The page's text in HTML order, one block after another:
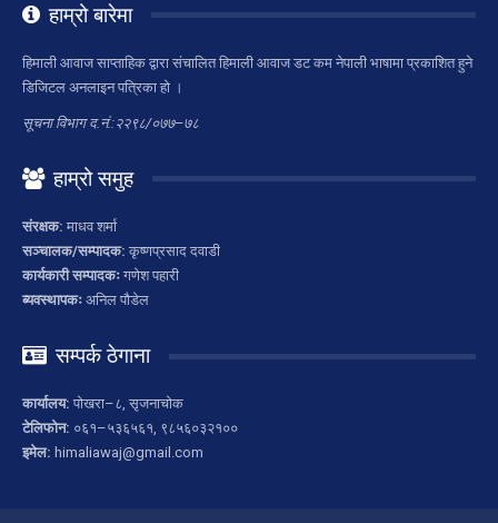
हाम्रो बारेमा
हिमाली आवाज साप्ताहिक द्वारा संचालित हिमाली आवाज डट कम नेपाली भाषामा प्रकाशित हुने
डिजिटल अनलाइन पत्रिका हो ।
सूचना विभाग द.नं.:२२९८/०७७–७८
हाम्रो समुह
संरक्षक: माधव शर्मा
सञ्चालक/सम्पादक: कृष्णप्रसाद दवाडी
कार्यकारी सम्पादकः गणेश पहारी
ब्यवस्थापकः अनिल पौडेल
सम्पर्क ठेगाना
कार्यालय: पोखरा–८, सृजनाचोक
टेलिफोन: ०६१–५३६५६१, ९८५६०३२१००
इमेल: himaliawaj@gmail.com